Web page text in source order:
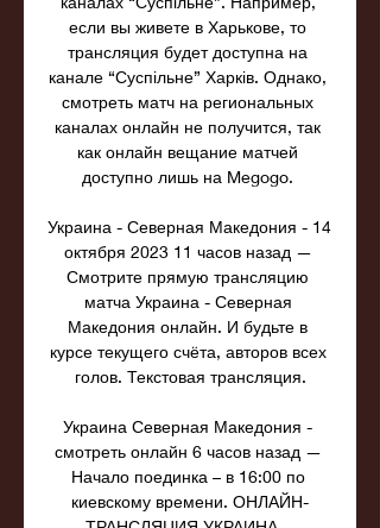
если вы живете в Харькове, то
трансляция будет доступна на
канале “Суспільне” Харків. Однако,
смотреть матч на региональных
каналах онлайн не получится, так
как онлайн вещание матчей
доступно лишь на Megogo.
Украина - Северная Македония - 14
октября 2023 11 часов назад —
Смотрите прямую трансляцию
матча Украина - Северная
Македония онлайн. И будьте в
курсе текущего счёта, авторов всех
голов. Текстовая трансляция.
Украина Северная Македония -
смотреть онлайн 6 часов назад —
Начало поединка – в 16:00 по
киевскому времени. ОНЛАЙН-